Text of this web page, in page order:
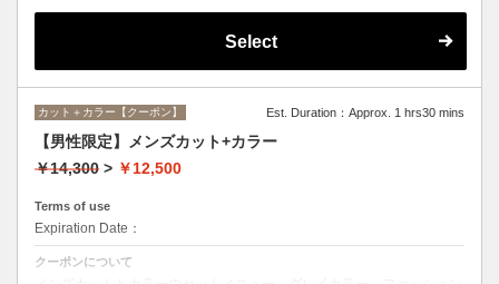
Select
カット＋カラー【クーポン】 Est. Duration：Approx. 1 hrs30 mins
【男性限定】メンズカット+カラー
￥14,300 > ￥12,500
Terms of use
Expiration Date：
クーポンについて